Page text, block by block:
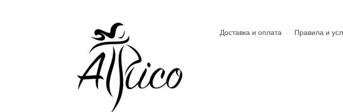
Перейти
навигации
Перейти
содержимому
Доставка и оплата Правила и